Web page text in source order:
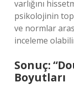
varlığını
psikolojinin
ve normlar
inceleme
Sonuç:
Boyutları